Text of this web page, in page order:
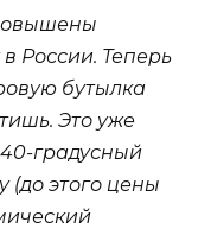
России. Теперь
бутылка
Это уже
градусный
(до этого цены